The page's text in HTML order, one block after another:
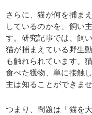
さらに、猫が何を捕ま
しているのかを、飼い
す。研究記事では、飼
猫が捕まえている野生
も触れられています。
食べた獲物、単に接触
主は知ることができませ
つまり、問題は「猫を